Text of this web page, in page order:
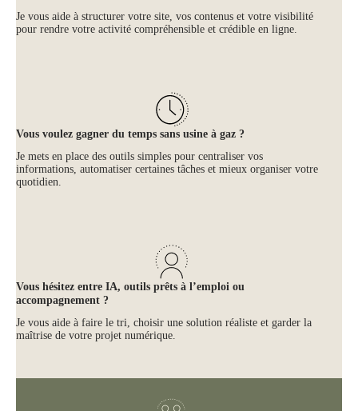
Je vous aide à structurer votre site, vos contenus et votre visibilité
pour rendre votre activité compréhensible et crédible en ligne.
Vous voulez gagner du temps sans usine à gaz ?
Je mets en place des outils simples pour centraliser vos
informations, automatiser certaines tâches et mieux organiser votre
quotidien.
Vous hésitez entre IA, outils prêts à l’emploi ou
accompagnement ?
Je vous aide à faire le tri, choisir une solution réaliste et garder la
maîtrise de votre projet numérique.